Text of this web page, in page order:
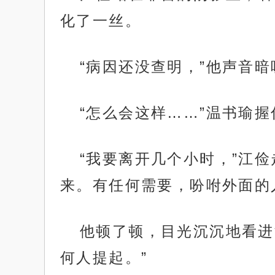
化了一丝。
“病因还没查明，”他声音
“怎么会这样……”温书瑜握
“我要离开几个小时，”江
来。有任何需要，吩咐外面
他顿了顿，目光沉沉地看
何人提起。”